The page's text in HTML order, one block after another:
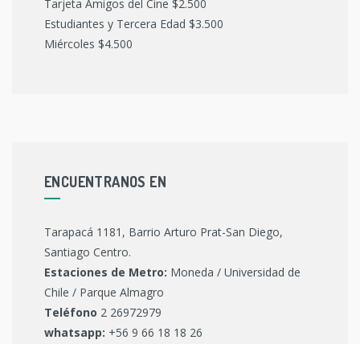
Tarjeta Amigos del Cine $2.500
Estudiantes y Tercera Edad $3.500
Miércoles $4.500
ENCUENTRANOS EN
Tarapacá 1181, Barrio Arturo Prat-San Diego,
Santiago Centro.
Estaciones de Metro: Moneda / Universidad de
Chile / Parque Almagro
Teléfono 2 26972979
whatsapp: +56 9 66 18 18 26